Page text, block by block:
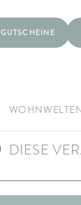
GUTSCHEINE
DIESE